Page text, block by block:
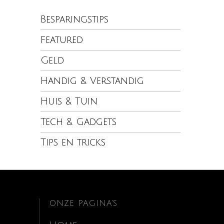
Besparingstips
Featured
Geld
Handig & Verstandig
Huis & Tuin
Tech & Gadgets
Tips en tricks
ONZE PAGINA’S